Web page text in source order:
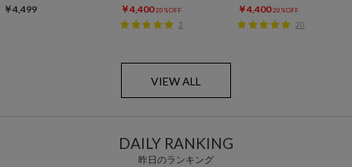
￥4,499 ￥4,400 20%OFF
2
￥4,400 20%OFF
20
VIEW ALL
DAILY RANKING
昨日のランキング